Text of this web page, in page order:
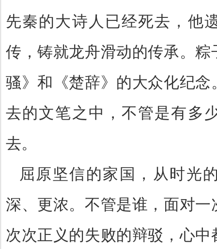
先秦的大诗人已经死去，他
传，铸就龙舟滑动的传承。
骚》和《楚辞》的大众化纪
去的文笔之中，不管是有多
去。
屈原坚信的家国，从时光
深、更浓。不管是谁，面对
次次正义的失败的辩驳，心